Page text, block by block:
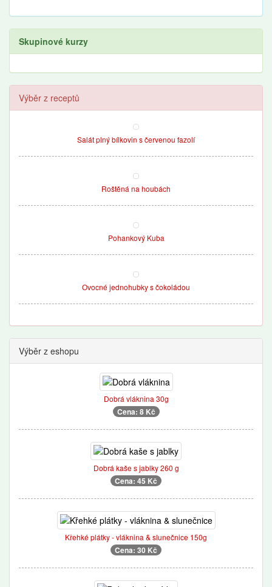
Skupinové kurzy
Výběr z receptů
Salát plný bílkovin s červenou fazolí
Roštěná na houbách
Pohankový Kuba
Ovocné jednohubky s čokoládou
Výběr z eshopu
Dobrá vláknina 30g
Cena: 8 Kč
Dobrá kaše s jablky 260 g
Cena: 45 Kč
Křehké plátky - vláknina & slunečnice 150g
Cena: 30 Kč